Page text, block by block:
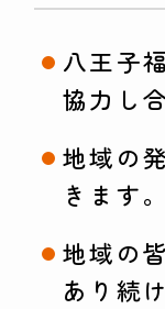
八王子
協力し
地域の
きます。
地域の
あり続